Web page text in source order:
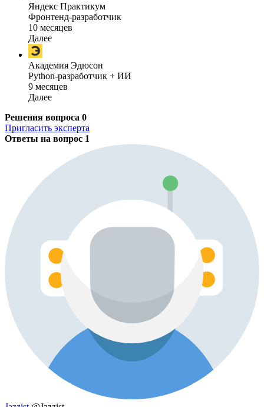
Яндекс Практикум
Фронтенд-разработчик
10 месяцев
Далее
Академия Эдюсон
Python-разработчик + ИИ
9 месяцев
Далее
Решения вопроса 0
Пригласить эксперта
Ответы на вопрос 1